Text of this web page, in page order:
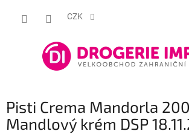
CZK
Pisti Crema Mandorla
Mandlový krém DSP